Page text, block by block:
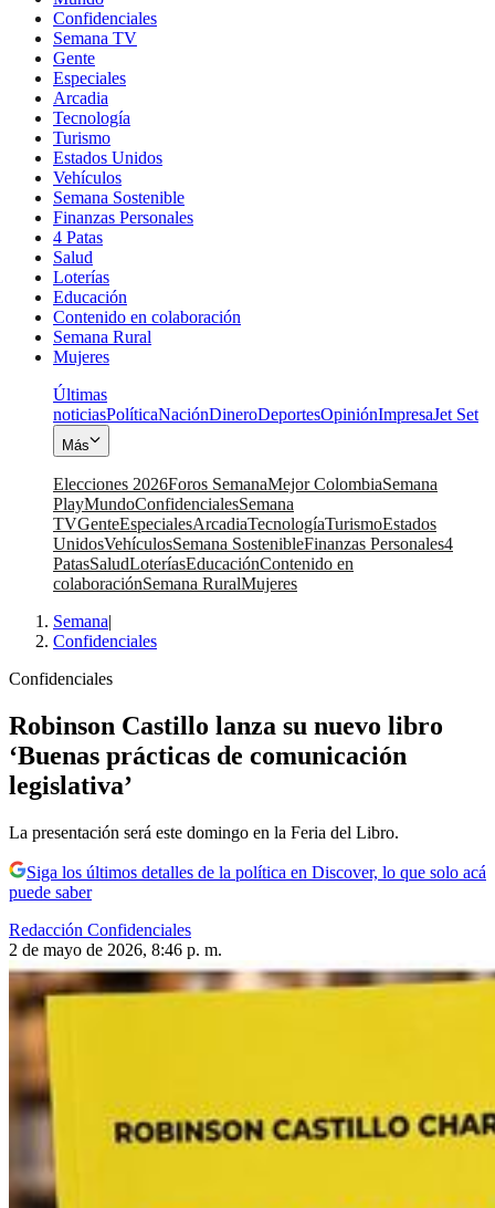
Confidenciales
Semana TV
Gente
Especiales
Arcadia
Tecnología
Turismo
Estados Unidos
Vehículos
Semana Sostenible
Finanzas Personales
4 Patas
Salud
Loterías
Educación
Contenido en colaboración
Semana Rural
Mujeres
Últimas
noticiasPolíticaNaciónDineroDeportesOpiniónImpresaJet Set
Más
Elecciones 2026Foros SemanaMejor ColombiaSemana
PlayMundoConfidencialesSemana
TVGenteEspecialesArcadiaTecnologíaTurismoEstados
UnidosVehículosSemana SostenibleFinanzas Personales4
PatasSaludLoteríasEducaciónContenido en
colaboraciónSemana RuralMujeres
Semana|
Confidenciales
Confidenciales
Robinson Castillo lanza su nuevo libro
‘Buenas prácticas de comunicación
legislativa’
La presentación será este domingo en la Feria del Libro.
Siga los últimos detalles de la política en Discover, lo que solo acá
puede saber
Redacción Confidenciales
2 de mayo de 2026, 8:46 p. m.